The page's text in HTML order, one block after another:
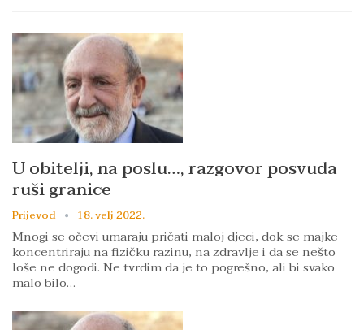
U obitelji, na poslu…, razgovor posvuda
ruši granice
Prijevod 18. velj 2022.
Mnogi se očevi umaraju pričati maloj djeci, dok se majke
koncentriraju na fizičku razinu, na zdravlje i da se nešto
loše ne dogodi. Ne tvrdim da je to pogrešno, ali bi svako
malo bilo…